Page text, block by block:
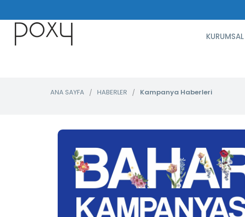
KURUMSAL
ANA SAYFA HABERLER Kampanya Haberleri